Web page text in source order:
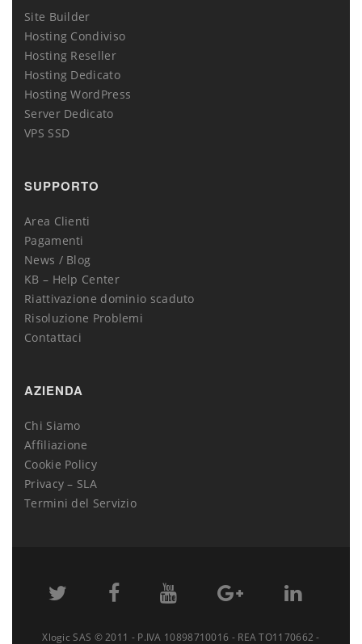
Site Builder
Hosting Condiviso
Hosting Reseller
Hosting Dedicato
Hosting WordPress
Server Dedicato
VPS SSD
SUPPORTO
Area Clienti
Pagamenti
News / Blog
KB – Help Center
Riattivazione dominio scaduto
Risoluzione Problemi
Contattaci
AZIENDA
Chi Siamo
Affiliazione
Cookie Policy
Privacy – SLA
Termini del Servizio
Xlogic SAS © 2011 - P.IVA 10898710016 - REA TO1170662 -